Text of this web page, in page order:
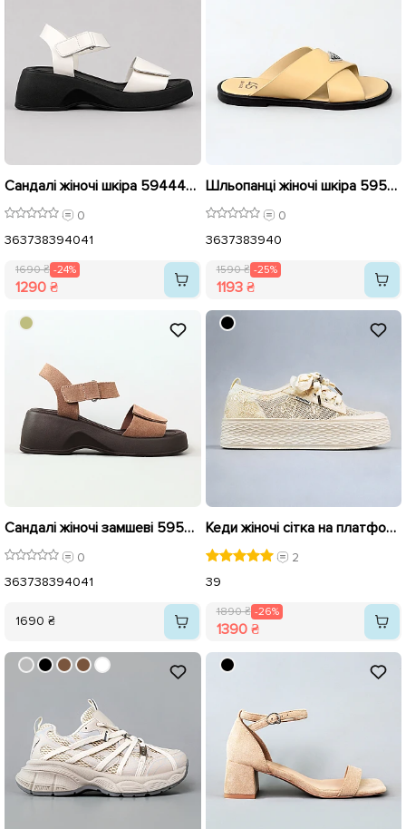
Сандалі жіночі шкіра 594443 Бежеві розпродаж
0
363738394041
1690 ₴ -24%
1290 ₴
Шльопанці жіночі шкіра 595421 Бежеві розпродаж
0
3637383940
1590 ₴ -25%
1193 ₴
Сандалі жіночі замшеві 595596 Лате коричневі
0
363738394041
1690 ₴
Кеди жіночі сітка на платформі 595413 Бежеві розпродаж
2
39
1890 ₴ -26%
1390 ₴